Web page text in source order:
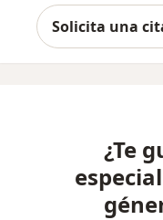
Solicita una
¿Te